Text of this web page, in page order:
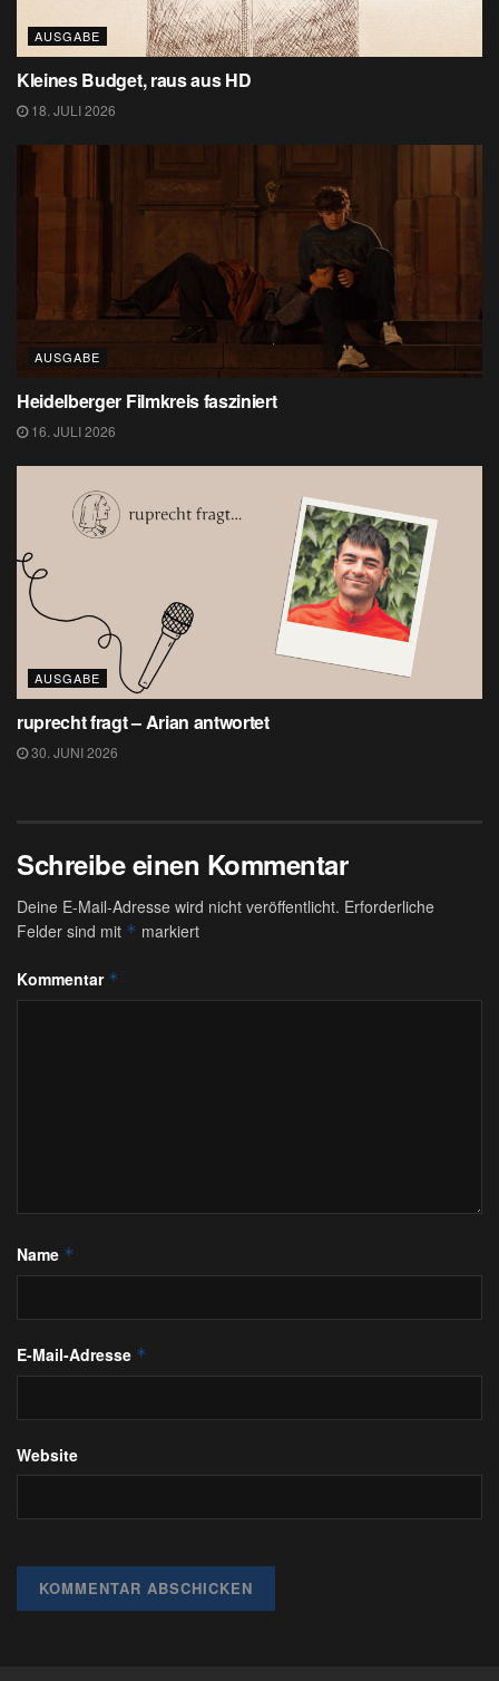
AUSGABE
Kleines Budget, raus aus HD
18. JULI 2026
AUSGABE
Heidelberger Filmkreis fasziniert
16. JULI 2026
AUSGABE
ruprecht fragt – Arian antwortet
30. JUNI 2026
Schreibe einen Kommentar
Deine E-Mail-Adresse wird nicht veröffentlicht. Erforderliche
Felder sind mit * markiert
Kommentar *
Name *
E-Mail-Adresse *
Website